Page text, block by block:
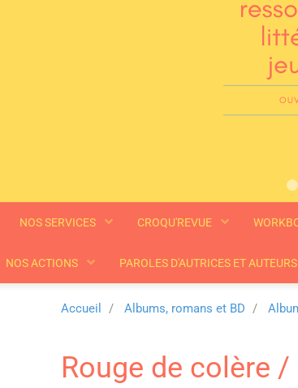
NOS SERVICES CROQU'REVUE
NOS ACTIONS PAROLES D'AUTRICES ET
Accueil Albums, romans et BD
Rouge de colère